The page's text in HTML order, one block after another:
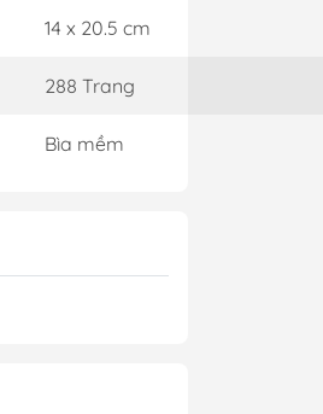
14 x 20.5 cm
288 Trang
Bìa mềm